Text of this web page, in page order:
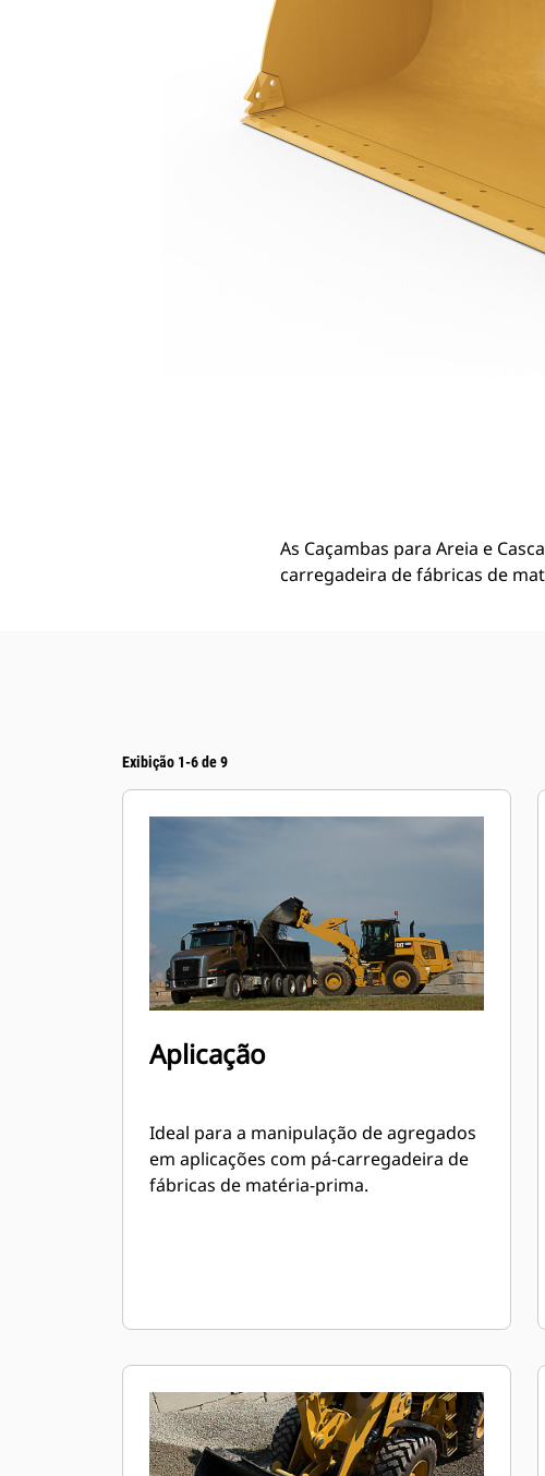
As Caçambas para Areia e
carregadeira de fábricas de
Exibição 1-6 de 9
Aplicação
Ideal para a manipulação de agregados
em aplicações com pá-carregadeira de
fábricas de matéria-prima.